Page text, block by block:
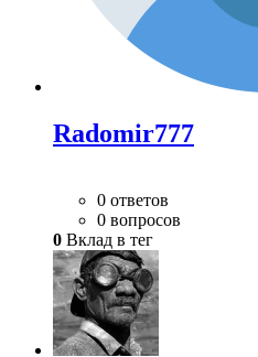
Radomir777
0 ответов
0 вопросов
0 Вклад в тег